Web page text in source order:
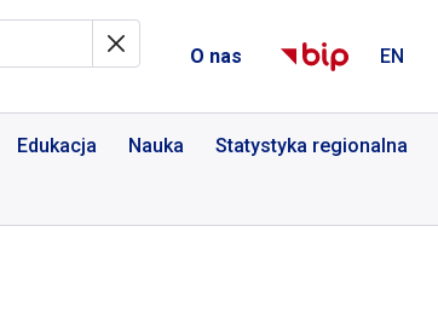
O nas EN
Edukacja Nauka Statystyka regionalna